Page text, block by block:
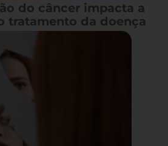
do câncer impacta a
tratamento da doença